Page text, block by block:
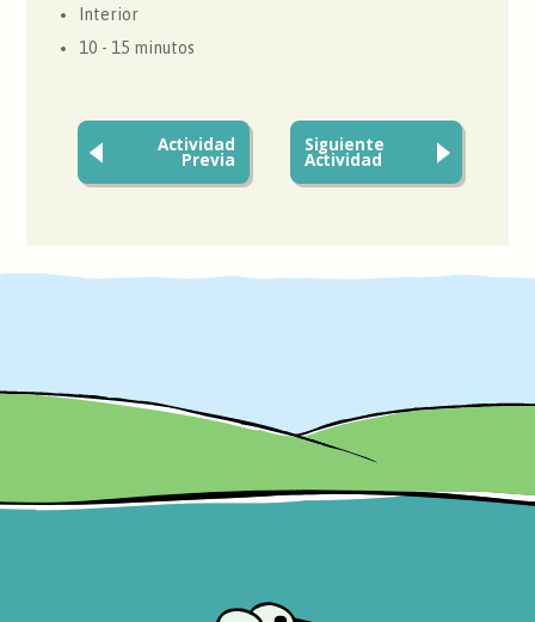
Interior
10 - 15 minutos
Actividad
Previa
Siguiente
Actividad